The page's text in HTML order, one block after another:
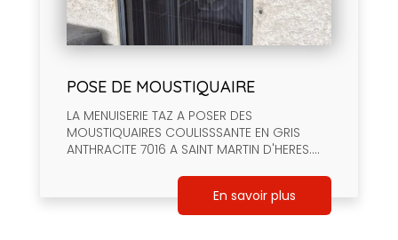
POSE DE MOUSTIQUAIRE
LA MENUISERIE TAZ A POSER DES
MOUSTIQUAIRES COULISSSANTE EN GRIS
ANTHRACITE 7016 A SAINT MARTIN D'HERES....
En savoir plus